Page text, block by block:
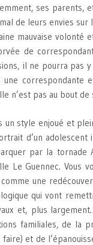
ses parents,
de leurs envies sur
mauvaise volonté
de
il ne pourra pas
une correspondante
n’est pas au bout
un style enjoué et
d’un
par la tornade
Le Guennec. Vous
une
qui vont
et, plus
familiales, de la
faire) et de